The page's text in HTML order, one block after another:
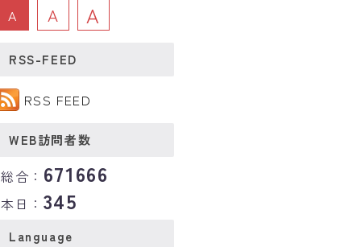
A A A
RSS-FEED
RSS FEED
WEB訪問者数
総合： 671666
本日： 345
Language